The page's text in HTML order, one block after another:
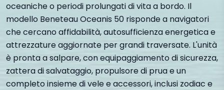
oceaniche o periodi prolungati di vita a bordo. Il
modello Beneteau Oceanis 50 risponde a navigatori
che cercano affidabilità, autosufficienza energetica e
attrezzature aggiornate per grandi traversate. L'unità
è pronta a salpare, con equipaggiamento di sicurezza,
zattera di salvataggio, propulsore di prua e un
completo insieme di vele e accessori, inclusi zodiac e